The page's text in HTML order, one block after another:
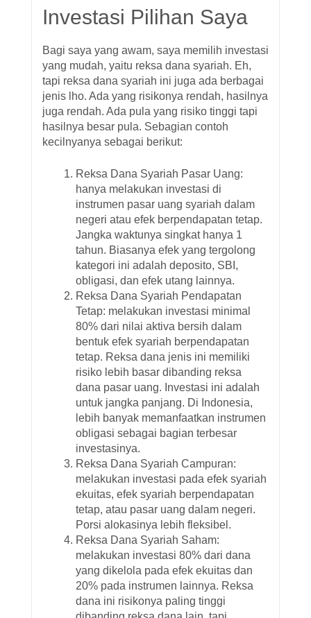
Investasi Pilihan Saya
Bagi saya yang awam, saya memilih investasi
yang mudah, yaitu reksa dana syariah. Eh,
tapi reksa dana syariah ini juga ada berbagai
jenis lho. Ada yang risikonya rendah, hasilnya
juga rendah. Ada pula yang risiko tinggi tapi
hasilnya besar pula. Sebagian contoh
kecilnyanya sebagai berikut:
Reksa Dana Syariah Pasar Uang:
hanya melakukan investasi di
instrumen pasar uang syariah dalam
negeri atau efek berpendapatan tetap.
Jangka waktunya singkat hanya 1
tahun. Biasanya efek yang tergolong
kategori ini adalah deposito, SBI,
obligasi, dan efek utang lainnya.
Reksa Dana Syariah Pendapatan
Tetap: melakukan investasi minimal
80% dari nilai aktiva bersih dalam
bentuk efek syariah berpendapatan
tetap. Reksa dana jenis ini memiliki
risiko lebih basar dibanding reksa
dana pasar uang. Investasi ini adalah
untuk jangka panjang. Di Indonesia,
lebih banyak memanfaatkan instrumen
obligasi sebagai bagian terbesar
investasinya.
Reksa Dana Syariah Campuran:
melakukan investasi pada efek syariah
ekuitas, efek syariah berpendapatan
tetap, atau pasar uang dalam negeri.
Porsi alokasinya lebih fleksibel.
Reksa Dana Syariah Saham:
melakukan investasi 80% dari dana
yang dikelola pada efek ekuitas dan
20% pada instrumen lainnya. Reksa
dana ini risikonya paling tinggi